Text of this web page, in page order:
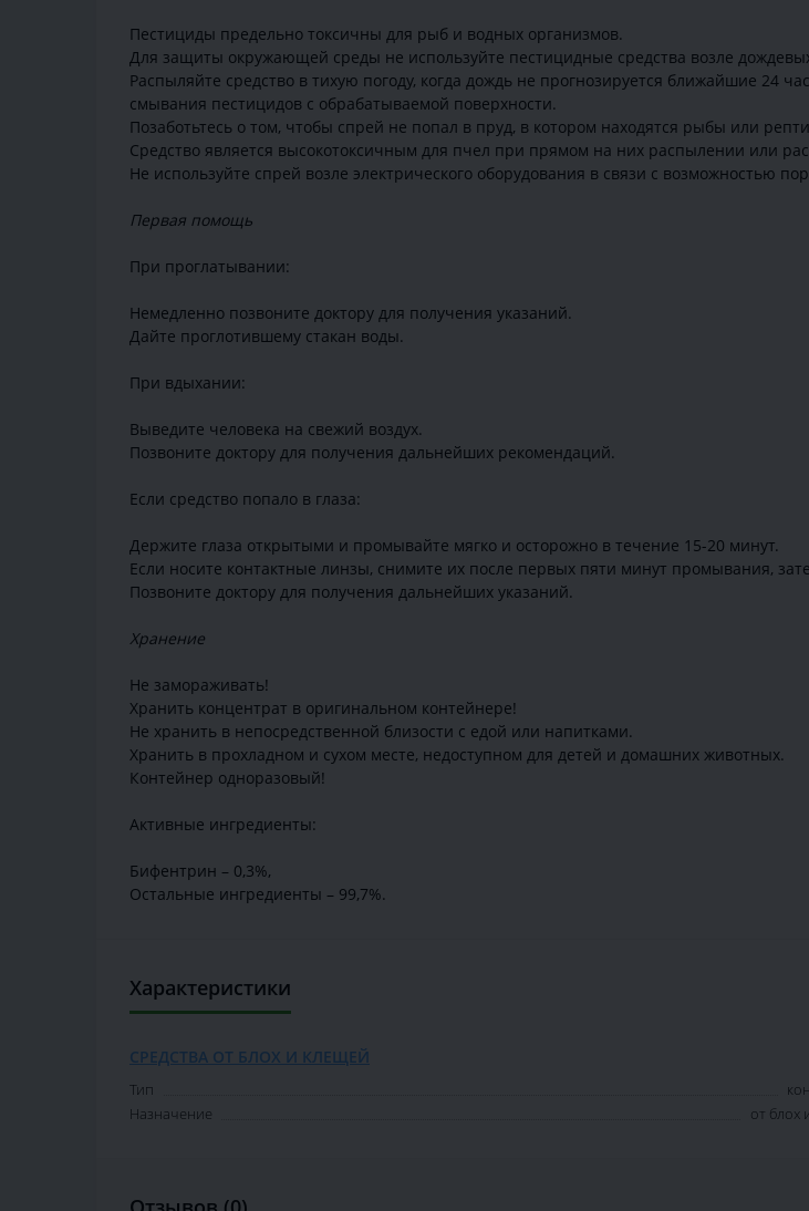
Пестициды предельно токсичны для рыб и водных организмов.
Для защиты окружающей среды не используйте пестицидные средства возле
Распыляйте средство в тихую погоду, когда дождь не прогнозируется ближайшие 24
смывания пестицидов с обрабатываемой поверхности.
Позаботьтесь о том, чтобы спрей не попал в пруд, в котором находятся рыбы или
Средство является высокотоксичным для пчел при прямом на них распылении или
Не используйте спрей возле электрического оборудования в связи с возможностью
Первая помощь
При проглатывании:
Немедленно позвоните доктору для получения указаний.
Дайте проглотившему стакан воды.
При вдыхании:
Выведите человека на свежий воздух.
Позвоните доктору для получения дальнейших рекомендаций.
Если средство попало в глаза:
Держите глаза открытыми и промывайте мягко и осторожно в течение 15-20 минут.
Если носите контактные линзы, снимите их после первых пяти минут промывания,
Позвоните доктору для получения дальнейших указаний.
Хранение
Не замораживать!
Хранить концентрат в оригинальном контейнере!
Не хранить в непосредственной близости с едой или напитками.
Хранить в прохладном и сухом месте, недоступном для детей и домашних животных.
Контейнер одноразовый!
Активные ингредиенты:
Бифентрин – 0,3%,
Остальные ингредиенты – 99,7%.
Характеристики
СРЕДСТВА ОТ БЛОХ И КЛЕЩЕЙ
Тип
Назначение
от блох